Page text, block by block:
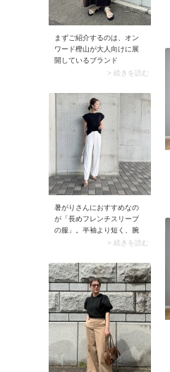
まずご紹介するのは、オン
ワード樫山が大人向けに展
開しているブランド
「UNFILO（アンフィー
着られるゆったりトップス
など、大人世代が気になる
部分をカバーできるアイテ
ムが豊富に揃います。スナ
ップではUNFILO（アンフィ
ーロ）のワンピースを着
用。サラッと1枚で着こなせ
るロングシャツワンピース
は、夏のお出かけ用にぜひ
手に入れておきたい！
> 続きを読む
暑がりさんにおすすめなの
が「長めフレンチスリーブ
の服」。半袖より短く、腕
のいちばん太い部分が隠れ
いですよ。このときニット
やTシャツ生地を選ぶと袖先
が張らないため、肩まわり
がゴツく見えるも心配な
し。気になる二の腕まわり
をカバーしながら涼しく過
ごせます。
> 続きを読む